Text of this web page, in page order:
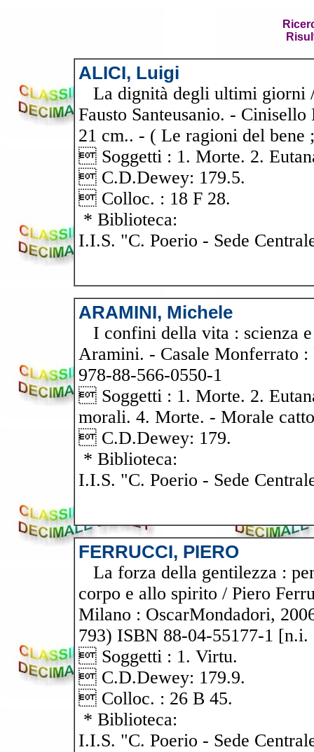
ALICI, Luigi
La dignità degli ultimi giorni
Fausto Santeusanio. -
21 cm.. - ( Le ragioni del
 Soggetti : 1. Morte. 2.
 C.D.Dewey: 179.5.
 Colloc. : 18 F 28.
* Biblioteca:
I.I.S. "C. Poerio - Sede
ARAMINI, Michele
I confini della vita : scienza
Aramini. - Casale Monferrato
978-88-566-0550-1
 Soggetti : 1. Morte. 2.
morali. 4. Morte. - Morale
 C.D.Dewey: 179.
* Biblioteca:
I.I.S. "C. Poerio - Sede
FERRUCCI, PIERO
La forza della gentilezza :
corpo e allo spirito / Piero
Milano : OscarMondadori,
793) ISBN 88-04-55177-1 [n.i.
 Soggetti : 1. Virtu.
 C.D.Dewey: 179.9.
 Colloc. : 26 B 45.
* Biblioteca:
I.I.S. "C. Poerio - Sede